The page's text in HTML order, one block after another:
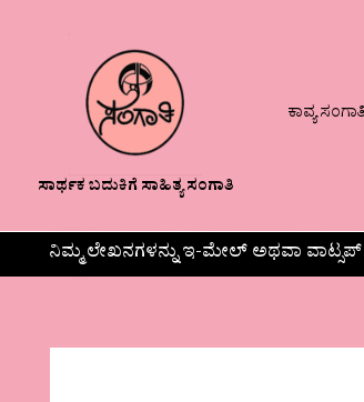
ಸಾರ್ಥಕ ಬದುಕಿಗೆ ಸಾಹಿತ್ಯ ಸಂಗಾತಿ
ಕಾವ್ಯ ಸಂಗಾತಿ
ನಿಮ್ಮ ಲೇಖನಗಳನ್ನು ಇ-ಮೇಲ್ ಅಥವಾ